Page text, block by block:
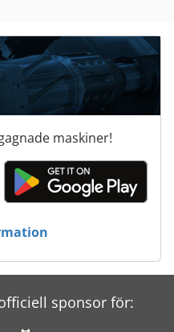
maskiner!
sponsor för: